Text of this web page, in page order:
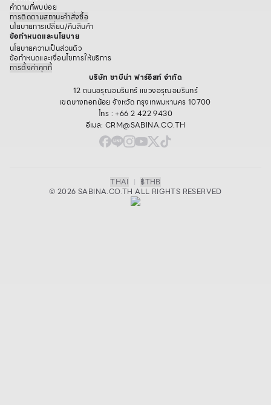
คำถามที่พบบ่อย
การติดตามสถานะคำสั่งซื้อ
นโยบายการเปลี่ยน/คืนสินค้า
ข้อกำหนดและนโยบาย
นโยบายความเป็นส่วนตัว
ข้อกำหนดและเงื่อนไขการให้บริการ
การตั้งค่าคุกกี้
บริษัท ซาบีน่า ฟาร์อีสท์ จำกัด
12 ถนนอรุณอมรินทร์ แขวงอรุณอมรินทร์
เขตบางกอกน้อย จังหวัด กรุงเทพมหานคร 10700
โทร : +66 2 422 9430
อีเมล: CRM@SABINA.CO.TH
THAI | ฿THB
© 2026 SABINA.CO.TH ALL RIGHTS RESERVED